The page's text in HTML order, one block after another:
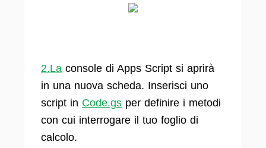
2.La console di Apps Script si aprirà
in una nuova scheda. Inserisci uno
script in Code.gs per definire i metodi
con cui interrogare il tuo foglio di
calcolo.